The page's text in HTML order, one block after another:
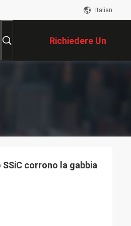
Italian
Richiedere Un
Preventivo
corrono la gabbia